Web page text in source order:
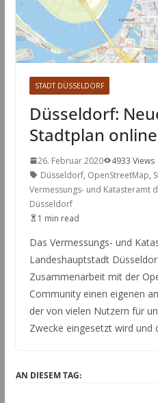
STADT DÜSSELDORF
Düsseldorf:
Stadtplan online
26. Februar 2020
4933 Views
Düsseldorf, OpenStreetMap,
Vermessungs- und Katasteramt
Düsseldorf
1 min read
Das Vermessungs- und
Landeshauptstadt
Zusammenarbeit mit der
Community einen eigenen
der von vielen Nutzern für
Zwecke eingesetzt wird und
AN DIESEM TAG: